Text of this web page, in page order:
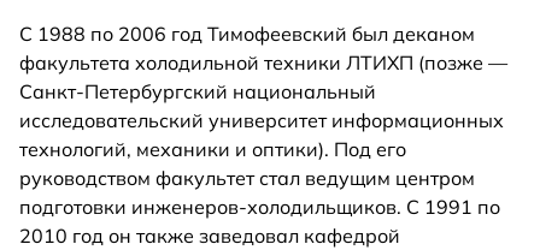
С 1988 по 2006 год Тимофеевский был деканом
факультета холодильной техники ЛТИХП (позже —
Санкт-Петербургский национальный
исследовательский университет информационных
технологий, механики и оптики). Под его
руководством факультет стал ведущим центром
подготовки инженеров-холодильщиков. С 1991 по
2010 год он также заведовал кафедрой